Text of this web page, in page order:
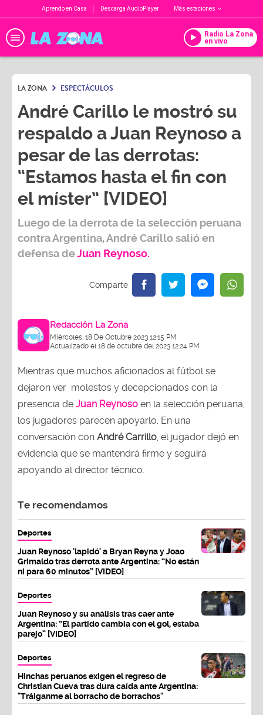
Aprendo en Casa Descarga AudioPlayer Más estaciones
Radio La Zona
en vivo
LA ZONA ESPECTÁCULOS
André Carillo le mostró su
respaldo a Juan Reynoso a
pesar de las derrotas:
“Estamos hasta el fin con
el míster” [VIDEO]
Luego de la derrota de laselección peruana
contra Argentina,André Carillosalió en
defensa deJuan Reynoso.
Redacción La Zona
Miércoles, 18 De Octubre 2023 12:15 PM
Actualizado el 18 de octubre del 2023 12:24 PM
Mientras que muchos aficionados al fútbol se
dejaron ver molestos y decepcionados con la
presencia de Juan Reynoso en la selección peruana,
los jugadores parecen apoyarlo. En una
conversación con André Carrillo, el jugador dejó en
evidencia que se mantendrá firme y seguirá
apoyando al director técnico.
Te recomendamos
Deportes
Juan Reynoso 'lapidó' a Bryan Reyna y Joao
Grimaldo tras derrota ante Argentina: “No están
ni para 60 minutos” [VIDEO]
Deportes
Juan Reynoso y su análisis tras caer ante
Argentina: “El partido cambia con el gol, estaba
parejo” [VIDEO]
Deportes
Hinchas peruanos exigen el regreso de
Christian Cueva tras dura caída ante Argentina:
"Tráiganme al borracho de borrachos"